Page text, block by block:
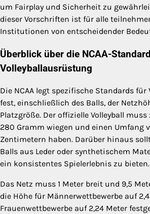
um Fairplay und Sicherheit zu
dieser Vorschriften ist für alle
Institutionen von entscheidender
Überblick über die NCAA-
Volleyballausrüstung
Die NCAA legt spezifische Standards
fest, einschließlich des Balls, der
Platzgröße. Der offizielle Volleyball
280 Gramm wiegen und einen Umfang
Zentimetern haben. Darüber hinaus
Balls aus Leder oder synthetischem
ein konsistentes Spielerlebnis zu bieten.
Das Netz muss 1 Meter breit und 9,5
die Höhe für Männerwettbewerbe auf
Frauenwettbewerbe auf 2,24 Meter